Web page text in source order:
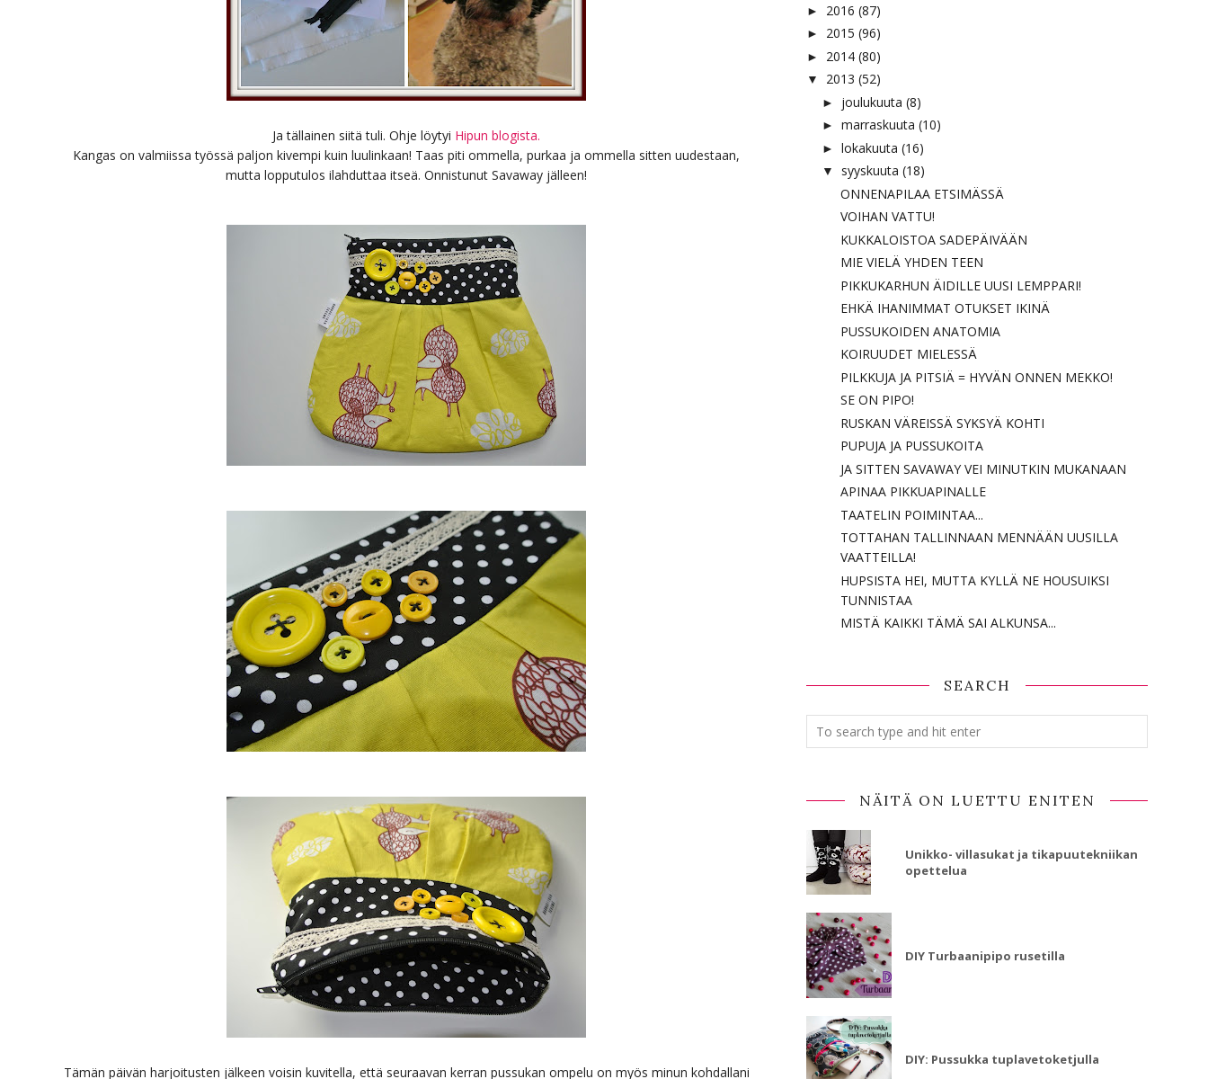
Ja tällainen siitä tuli. Ohje löytyi Hipun blogista.
Kangas on valmiissa työssä paljon kivempi kuin luulinkaan! Taas piti ommella, purkaa ja ommella sitten uudestaan,
mutta lopputulos ilahduttaa itseä. Onnistunut Savaway jälleen!
Tämän päivän harjoitusten jälkeen voisin kuvitella, että seuraavan kerran pussukan ompelu on myös minun kohdallani
► 2016 (87)
► 2015 (96)
► 2014 (80)
▼ 2013 (52)
► joulukuuta (8)
► marraskuuta (10)
► lokakuuta (16)
▼ syyskuuta (18)
ONNENAPILAA ETSIMÄSSÄ
VOIHAN VATTU!
KUKKALOISTOA SADEPÄIVÄÄN
MIE VIELÄ YHDEN TEEN
PIKKUKARHUN ÄIDILLE UUSI LEMPPARI!
EHKÄ IHANIMMAT OTUKSET IKINÄ
PUSSUKOIDEN ANATOMIA
KOIRUUDET MIELESSÄ
PILKKUJA JA PITSIÄ = HYVÄN ONNEN MEKKO!
SE ON PIPO!
RUSKAN VÄREISSÄ SYKSYÄ KOHTI
PUPUJA JA PUSSUKOITA
JA SITTEN SAVAWAY VEI MINUTKIN MUKANAAN
APINAA PIKKUAPINALLE
TAATELIN POIMINTAA...
TOTTAHAN TALLINNAAN MENNÄÄN UUSILLA
VAATTEILLA!
HUPSISTA HEI, MUTTA KYLLÄ NE HOUSUIKSI
TUNNISTAA
MISTÄ KAIKKI TÄMÄ SAI ALKUNSA...
SEARCH
NÄITÄ ON LUETTU ENITEN
Unikko- villasukat ja tikapuutekniikan
opettelua
DIY Turbaanipipo rusetilla
DIY: Pussukka tuplavetoketjulla